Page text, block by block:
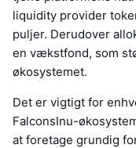
liquidity provider
puljer. Derudover
en vækstfond, som
økosystemet.
Det er vigtigt for
FalconsInu-
at foretage grundig